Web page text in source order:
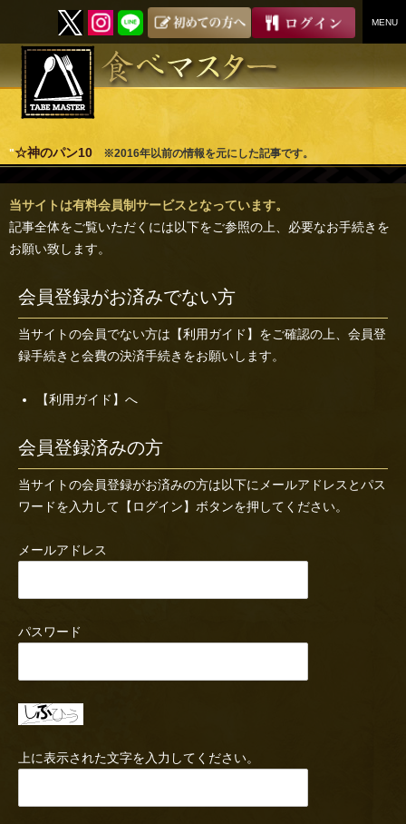
MENU
SKIP
"☆神のパン10 ※2016年以前の情報を元にした記事です。
当サイトは有料会員制サービスとなっています。
記事全体をご覧いただくには以下をご参照の上、必要なお手続きを
お願い致します。
会員登録がお済みでない方
当サイトの会員でない方は 【利用ガイド】 をご確認の上、会員登
録手続きと会費の決済手続きをお願いします。
【利用ガイド】へ
会員登録済みの方
当サイトの会員登録がお済みの方は以下にメールアドレスとパス
ワードを入力して【ログイン】ボタンを押してください。
メールアドレス
パスワード
上に表示された文字を入力してください。